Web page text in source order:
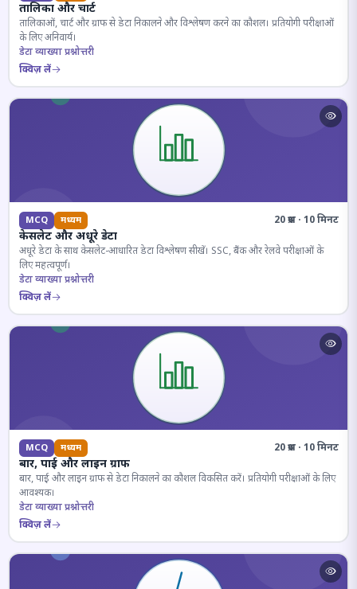
तालिका और चार्ट
तालिकाओं, चार्ट और ग्राफ से डेटा निकालने और विश्लेषण करने का कौशल। प्रतियोगी परीक्षाओं
के लिए अनिवार्य।
डेटा व्याख्या प्रश्नोत्तरी
क्विज़ लें
MCQ मध्यम 20 प्रश्न · 10 मिनट
केसलेट और अधूरे डेटा
अधूरे डेटा के साथ केसलेट-आधारित डेटा विश्लेषण सीखें। SSC, बैंक और रेलवे परीक्षाओं के
लिए महत्वपूर्ण।
डेटा व्याख्या प्रश्नोत्तरी
क्विज़ लें
MCQ मध्यम 20 प्रश्न · 10 मिनट
बार, पाई और लाइन ग्राफ
बार, पाई और लाइन ग्राफ से डेटा निकालने का कौशल विकसित करें। प्रतियोगी परीक्षाओं के लिए
आवश्यक।
डेटा व्याख्या प्रश्नोत्तरी
क्विज़ लें